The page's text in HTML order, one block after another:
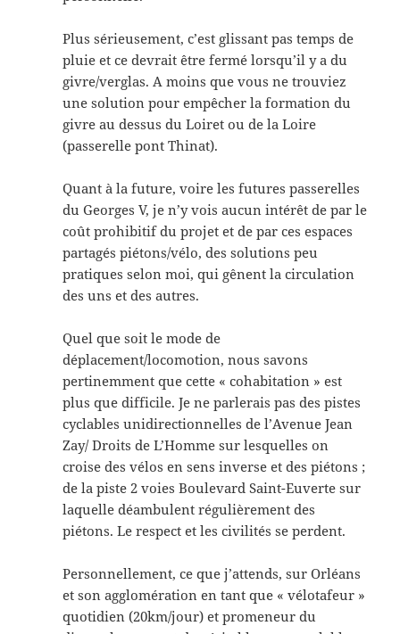
Plus sérieusement, c’est glissant pas temps de
pluie et ce devrait être fermé lorsqu’il y a du
givre/verglas. A moins que vous ne trouviez
une solution pour empêcher la formation du
givre au dessus du Loiret ou de la Loire
(passerelle pont Thinat).
Quant à la future, voire les futures passerelles
du Georges V, je n’y vois aucun intérêt de par le
coût prohibitif du projet et de par ces espaces
partagés piétons/vélo, des solutions peu
pratiques selon moi, qui gênent la circulation
des uns et des autres.
Quel que soit le mode de
déplacement/locomotion, nous savons
pertinemment que cette « cohabitation » est
plus que difficile. Je ne parlerais pas des pistes
cyclables unidirectionnelles de l’Avenue Jean
Zay/ Droits de L’Homme sur lesquelles on
croise des vélos en sens inverse et des piétons ;
de la piste 2 voies Boulevard Saint-Euverte sur
laquelle déambulent régulièrement des
piétons. Le respect et les civilités se perdent.
Personnellement, ce que j’attends, sur Orléans
et son agglomération en tant que « vélotafeur »
quotidien (20km/jour) et promeneur du